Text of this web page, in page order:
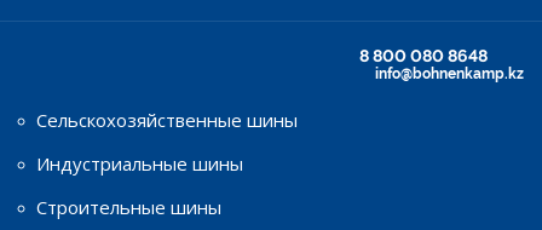
8 800 080 8648
info@bohnenkamp.kz
Сельскохозяйственные шины
Индустриальные шины
Строительные шины